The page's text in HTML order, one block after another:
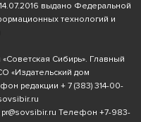
выдано Федеральной
технологий и
Сибирь». Главный
«Издательский дом
редакции + 7 (383) 314-00-
pr@sovsibir.ru Телефон +7-983-